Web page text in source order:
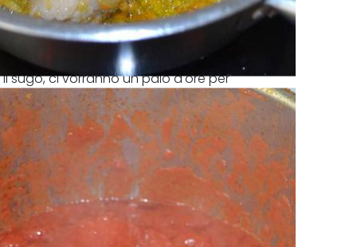
sugo, ci vorranno un paio d'ore per